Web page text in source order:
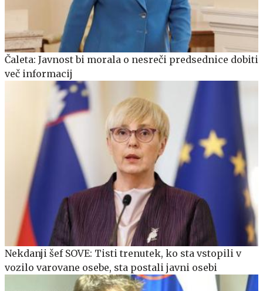
Čaleta: Javnost bi morala o nesreči predsednice dobiti
več informacij
Nekdanji šef SOVE: Tisti trenutek, ko sta vstopili v
vozilo varovane osebe, sta postali javni osebi